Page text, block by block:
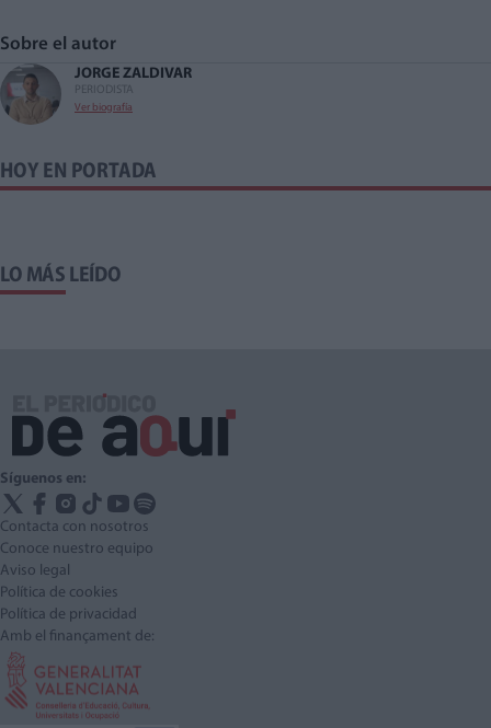
Sobre el autor
JORGE ZALDIVAR
PERIODISTA
Ver biografía
HOY EN PORTADA
LO MÁS LEÍDO
Síguenos en:
Contacta con nosotros
Conoce nuestro equipo
Aviso legal
Política de cookies
Política de privacidad
Amb el finançament de: